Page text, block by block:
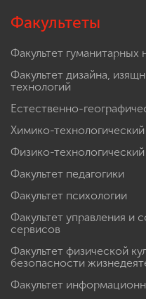
Факультеты
Факультет гуманитарных
Факультет дизайна,
технологий
Естественно-
Химико-технологический
Физико-технологический
Факультет педагогики
Факультет психологии
Факультет управления и
сервисов
Факультет физической
безопасности
Факультет